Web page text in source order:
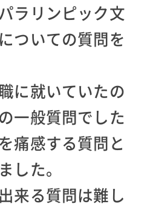
ラリンピック文
ついての質問を
に就いていたの
一般質問でした
痛感する質問と
した。
来る質問は難し